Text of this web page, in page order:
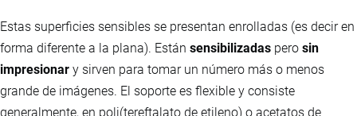
Estas superficies sensibles se presentan enrolladas (es decir en
forma diferente a la plana). Están sensibilizadas pero sin
impresionar y sirven para tomar un número más o menos
grande de imágenes. El soporte es flexible y consiste
generalmente, en poli(tereftalato de etileno) o acetatos de